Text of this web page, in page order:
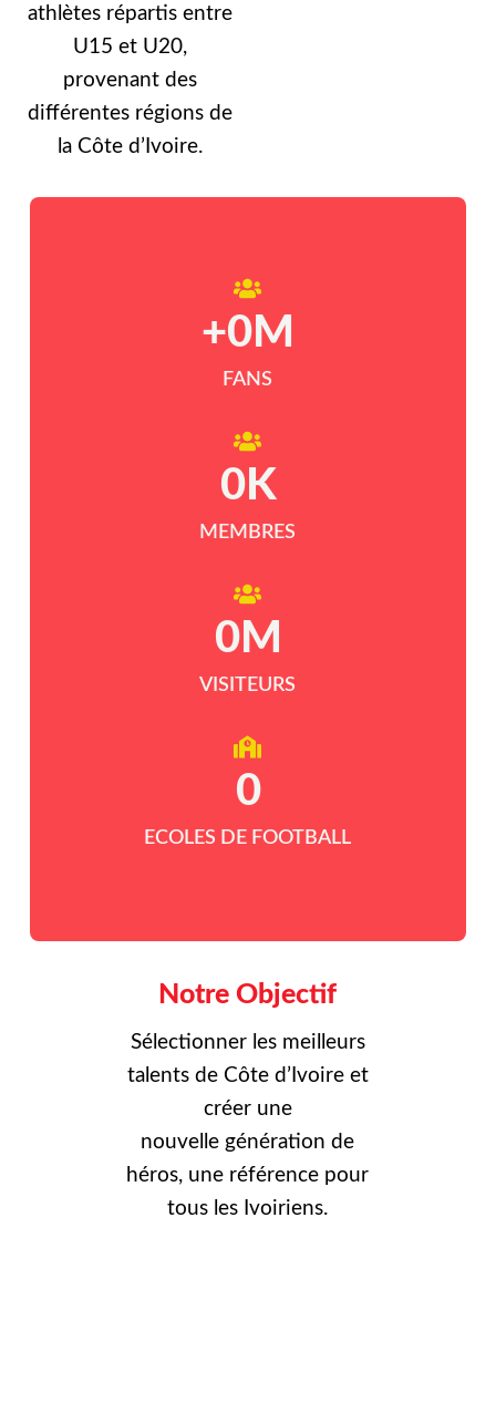
athlètes répartis entre
U15 et U20,
provenant des
différentes régions de
la Côte d’Ivoire.
FANS
+0 M
MEMBRES
0K
VISITEURS
0M
ECOLES DE FOOTBALL
0
Notre Objectif
Sélectionner les meilleurs
talents de Côte d’Ivoire et
créer une
nouvelle génération de
héros, une référence pour
tous les Ivoiriens.